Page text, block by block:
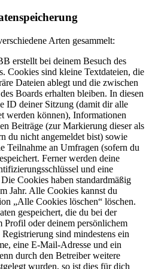
Arten gesammelt:
erstellt bei deinem Besuch des
Cookies sind kleine Textdateien, die
Dateien ablegt und die zwischen
Boards erhalten bleiben. In diesen
ID deiner Sitzung (damit dir alle
werden können), Informationen
Beiträge (zur Markierung dieser als
du nicht angemeldet bist) sowie
Teilnahme an Umfragen (sofern du
Ferner werden deine
und eine
Cookies haben standardmäßig
Jahr. Alle Cookies kannst du
„Alle Cookies löschen“ löschen.
gespeichert, die du bei der
Profil oder deinem persönlichem
sind mindestens ein
eine E-Mail-Adresse und ein
durch den Betreiber weitere
wurden, so ist dies für dich